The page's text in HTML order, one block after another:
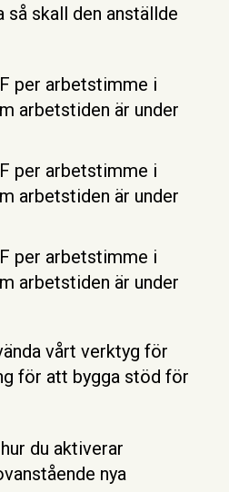
så skall den anställde
per arbetstimme i
arbetstiden är under
per arbetstimme i
arbetstiden är under
per arbetstimme i
arbetstiden är under
vårt verktyg för
för att bygga stöd för
du aktiverar
nya